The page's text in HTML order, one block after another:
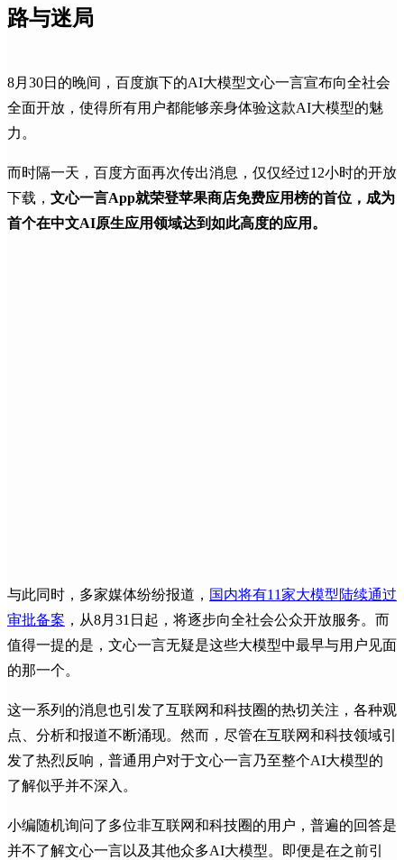
路与迷局
8月30日的晚间，百度旗下的AI大模型文心一言宣布向全社会
全面开放，使得所有用户都能够亲身体验这款AI大模型的魅
力。
而时隔一天，百度方面再次传出消息，仅仅经过12小时的开放
下载， 文心一言App就荣登苹果商店免费应用榜的首位，成为
首个在中文AI原生应用领域达到如此高度的应用。
与此同时，多家媒体纷纷报道， 国内将有11家大模型陆续通过
审批备案 ，从8月31日起，将逐步向全社会公众开放服务。而
值得一提的是，文心一言无疑是这些大模型中最早与用户见面
的那一个。
这一系列的消息也引发了互联网和科技圈的热切关注，各种观
点、分析和报道不断涌现。然而，尽管在互联网和科技领域引
发了热烈反响，普通用户对于文心一言乃至整个AI大模型的
了解似乎并不深入。
小编随机询问了多位非互联网和科技圈的用户，普遍的回答是
并不了解文心一言以及其他众多AI大模型。即便是在之前引